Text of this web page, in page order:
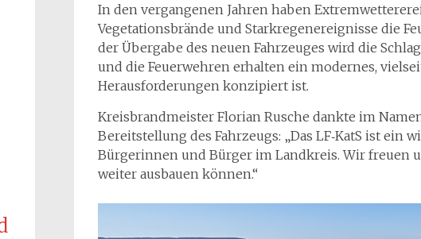
In den vergangenen Jahren haben
Vegetationsbrände und Starkregenereignisse die
der Übergabe des neuen Fahrzeuges wird die
und die Feuerwehren erhalten ein modernes,
Herausforderungen konzipiert ist.
Kreisbrandmeister Florian Rusche dankte im
Bereitstellung des Fahrzeugs: „Das LF‑KatS ist ein
Bürgerinnen und Bürger im Landkreis. Wir freuen
weiter ausbauen können.“